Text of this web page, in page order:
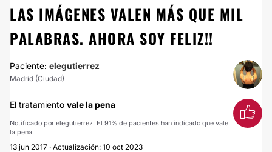
LAS IMÁGENES VALEN MÁS QUE MIL
PALABRAS. AHORA SOY FELIZ!!
Paciente: elegutierrez
Madrid (Ciudad)
El tratamiento vale la pena
Notificado por elegutierrez. El 91% de pacientes han indicado que vale
la pena.
13 jun 2017 · Actualización: 10 oct 2023